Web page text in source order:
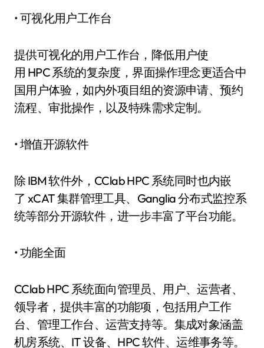
• 可视化用户工作台
提供可视化的用户工作台，降低用户使
用 HPC 系统的复杂度，界面操作理念更适合中
国用户体验，如内外项目组的资源申请、预约
流程、审批操作，以及特殊需求定制。
• 增值开源软件
除 IBM 软件外，CClab HPC 系统同时也内嵌
了 xCAT 集群管理工具、Ganglia 分布式监控系
统等部分开源软件，进一步丰富了平台功能。
• 功能全面
CClab HPC 系统面向管理员、用户、运营者、
领导者，提供丰富的功能项，包括用户工作
台、管理工作台、运营支持等。集成对象涵盖
机房系统、IT 设备、HPC 软件、运维事务等。